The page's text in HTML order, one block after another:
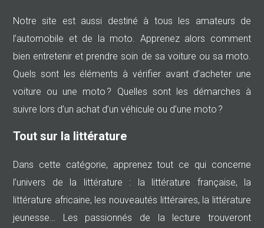
Notre site est aussi destiné à tous les amateurs de
l’automobile et de la moto. Apprenez alors comment
bien entretenir et prendre soin de sa voiture ou sa moto.
Quels sont les éléments à vérifier avant d’acheter une
voiture ou une moto ? Quelles sont les démarches à
suivre lors d’un achat d’un véhicule ou d’une moto ?
Tout sur la littérature
Dans cette catégorie, apprenez tout ce qui concerne
l’univers de la littérature : la littérature française, la
littérature africaine, les nouveautés littéraires, la littérature
jeunesse… Les passionnés de la lecture trouveront